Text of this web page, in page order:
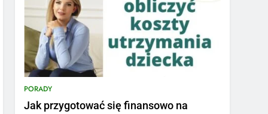
PORADY
Jak przygotować się finansowo na